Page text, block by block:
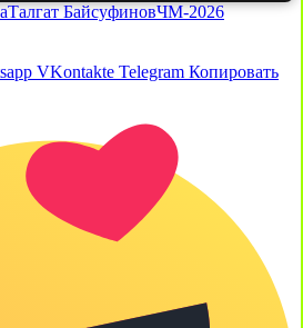
Талгат БайсуфиновЧМ-2026
VKontakte Telegram Копировать